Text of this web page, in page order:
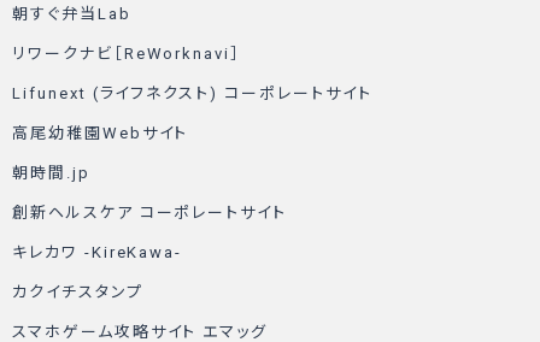
朝すぐ弁当Lab
リワークナビ［ReWorknavi］
Lifunext (ライフネクスト) コーポレートサイト
高尾幼稚園Webサイト
朝時間.jp
創新ヘルスケア コーポレートサイト
キレカワ -KireKawa-
カクイチスタンプ
スマホゲーム攻略サイト エマッグ